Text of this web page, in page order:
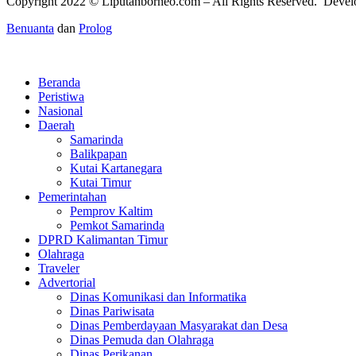
Benuanta dan Prolog
Beranda
Peristiwa
Nasional
Daerah
Samarinda
Balikpapan
Kutai Kartanegara
Kutai Timur
Pemerintahan
Pemprov Kaltim
Pemkot Samarinda
DPRD Kalimantan Timur
Olahraga
Traveler
Advertorial
Dinas Komunikasi dan Informatika
Dinas Pariwisata
Dinas Pemberdayaan Masyarakat dan Desa
Dinas Pemuda dan Olahraga